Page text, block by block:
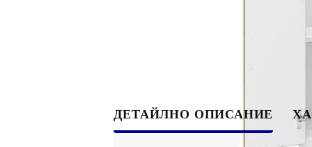
ДЕТАЙЛНО ОПИСАНИЕ